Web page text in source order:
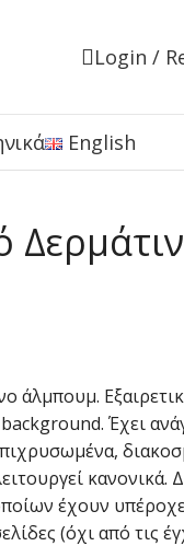
Login /
English
άλμπουμ.
Έχει
κανονικά.
έχουν
(όχι από τις